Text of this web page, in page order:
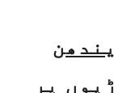
پر